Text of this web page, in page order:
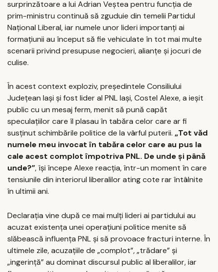
surprinzătoare a lui Adrian Veștea pentru funcția de
prim-ministru continuă să zguduie din temelii Partidul
Național Liberal, iar numele unor lideri importanți ai
formațiunii au început să fie vehiculate în tot mai multe
scenarii privind presupuse negocieri, alianțe și jocuri de
culise.
În acest context exploziv, președintele Consiliului
Județean Iași și fost lider al PNL Iași, Costel Alexe, a ieșit
public cu un mesaj ferm, menit să pună capăt
speculațiilor care îl plasau în tabăra celor care ar fi
susținut schimbările politice de la vârful puterii. „Tot văd
numele meu invocat în tabăra celor care au pus la
cale acest complot împotriva PNL. De unde și până
unde?”, își începe Alexe reacția, într-un moment în care
tensiunile din interiorul liberalilor ating cote rar întâlnite
în ultimii ani.
Declarația vine după ce mai mulți lideri ai partidului au
acuzat existența unei operațiuni politice menite să
slăbească influența PNL și să provoace fracturi interne. În
ultimele zile, acuzațiile de „complot”, „trădare” și
„ingerință” au dominat discursul public al liberalilor, iar